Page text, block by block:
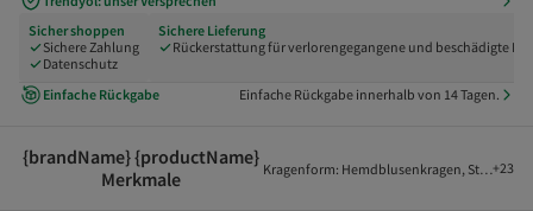
Sicher shoppen
Sichere Zahlung
Datenschutz
Sichere Lieferung
Rückerstattung für verlorengegangene und beschädigte
Einfache Rückgabe Einfache Rückgabe innerhalb von 14 Tagen.
{brandName} {productName}
Merkmale
Kragenform: Hemdblusenkragen, Stofftyp
+23